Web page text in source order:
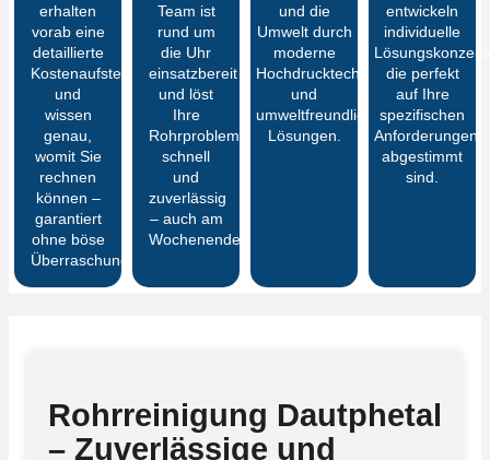
erhalten
vorab eine
detaillierte
Kostenaufstellung
und
wissen
genau,
womit Sie
rechnen
können –
garantiert
ohne böse
Überraschungen
Team ist
rund um
die Uhr
einsatzbereit
und löst
Ihre
Rohrprobleme
schnell
und
zuverlässig
– auch am
Wochenende.
und die
Umwelt durch
moderne
Hochdrucktechnik
und
umweltfreundliche
Lösungen.
entwickeln
individuelle
die perfekt
auf Ihre
spezifischen
Anforderungen
abgestimmt
sind.
Rohrreinigung Dautphetal
– Zuverlässige und